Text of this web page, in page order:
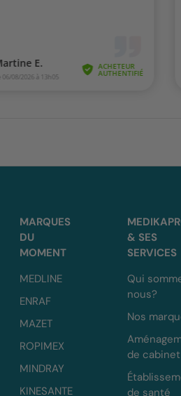
MARQUES
DU
MOMENT
MEDLINE
ENRAF
MAZET
ROPIMEX
MINDRAY
KINESANTE
& SES
SERVICES
Qui
nous?
Nos
de cabinet
de santé